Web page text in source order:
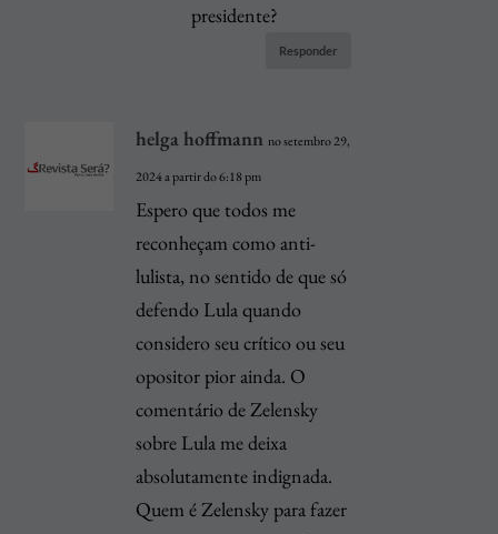
presidente?
Responder
helga hoffmann no setembro 29,
2024 a partir do 6:18 pm
Espero que todos me
reconheçam como anti-
lulista, no sentido de que só
defendo Lula quando
considero seu crítico ou seu
opositor pior ainda. O
comentário de Zelensky
sobre Lula me deixa
absolutamente indignada.
Quem é Zelensky para fazer